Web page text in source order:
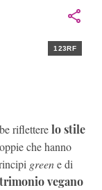
rosa perché da
serio.
123RF
rifletterelo stile
che hanno
greene di
vegano